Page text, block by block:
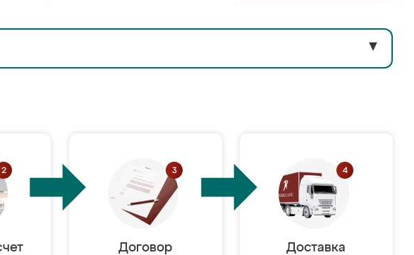
▼
Договор
Доставка